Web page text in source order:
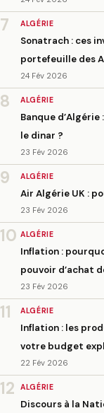
7 ALGÉRIE
Sonatrach : ces
portefeuille des
24 Fév 2026
8 ALGÉRIE
Banque
le dinar ?
23 Fév 2026
9 ALGÉRIE
Air Algérie UK :
23 Fév 2026
10 ALGÉRIE
Inflation :
pouvoir d’achat
23 Fév 2026
11 ALGÉRIE
Inflation : les
votre budget
22 Fév 2026
12 ALGÉRIE
Discours à la